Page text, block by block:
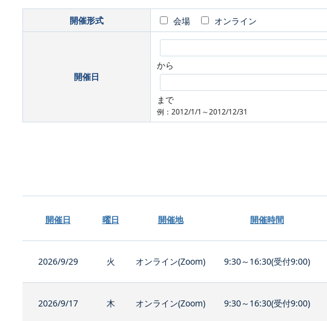
開催形式 会場 オンライン
開催日
から
まで
例：2012/1/1～2012/12/31
開催日 曜日 開催地 開催時間
2026/9/29 火 オンライン(Zoom) 9:30～16:30(受付9:00)
2026/9/17 木 オンライン(Zoom) 9:30～16:30(受付9:00)